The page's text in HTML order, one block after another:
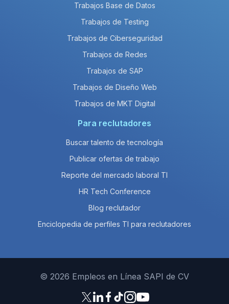
Trabajos Base de Datos
Trabajos de Testing
Trabajos de Ciberseguridad
Trabajos de Redes
Trabajos de SAP
Trabajos de Diseño Web
Trabajos de MKT Digital
Para reclutadores
Buscar talento de tecnología
Publicar ofertas de trabajo
Reporte del mercado laboral TI
HR Tech Conference
Blog reclutador
Enciclopedia de perfiles TI para reclutadores
© 2026 Empleos en Línea SAPI de CV